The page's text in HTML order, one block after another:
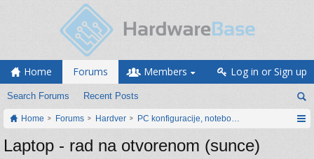
Home Forums
Search Forums Recent Posts
Members Log in or Sign up
Home Forums Hardver PC konfiguracije, notebook računari, servis
Laptop - rad na otvorenom (sunce)